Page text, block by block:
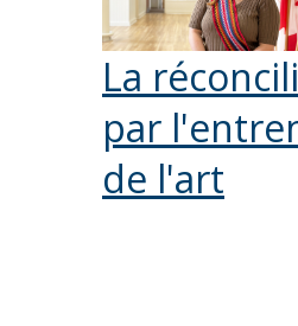
La
par
de l'art